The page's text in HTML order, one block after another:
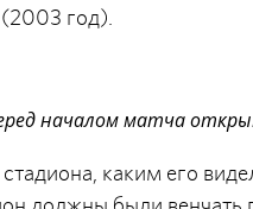
год).
началом матча
каким его